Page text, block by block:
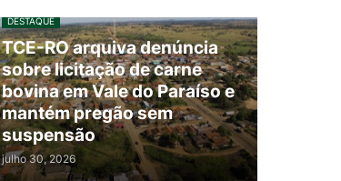
DESTAQUE
TCE-RO arquiva denúncia
sobre licitação de carne
bovina em Vale do Paraíso e
mantém pregão sem
suspensão
julho 30, 2026